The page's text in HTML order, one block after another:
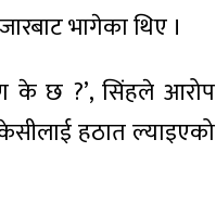
भागेका थिए ।
के छ ?’, सिंहले आरोप
हठात ल्याइएको